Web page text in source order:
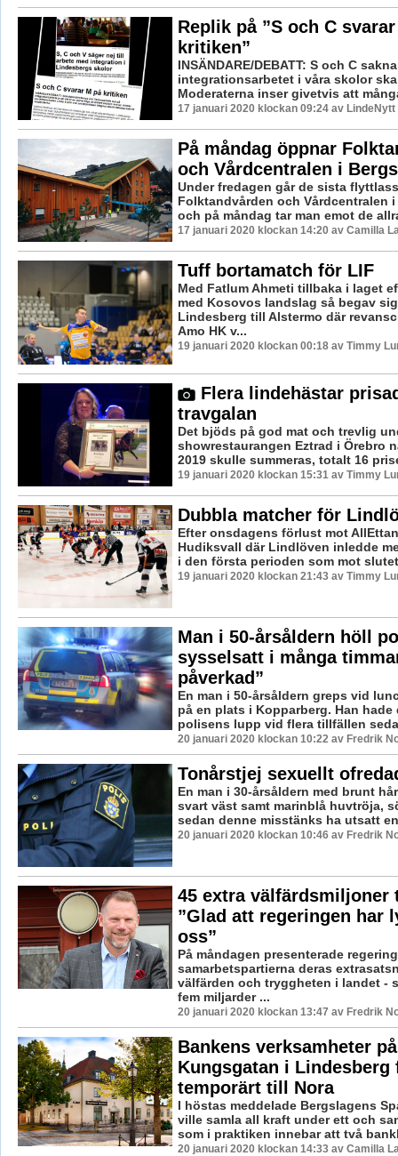
Replik på ”S och C
kritiken”
INSÄNDARE/DEBATT: S och C
integrationsarbetet i våra skolor
Moderaterna inser givetvis att
17 januari 2020 klockan 09:24 av LindeNytt
På måndag öppnar
och Vårdcentralen i
Under fredagen går de sista
Folktandvården och Vårdcentralen
och på måndag tar man emot de
17 januari 2020 klockan 14:20 av Camilla
Tuff bortamatch för LIF
Med Fatlum Ahmeti tillbaka i laget
med Kosovos landslag så begav
Lindesberg till Alstermo där
Amo HK v...
19 januari 2020 klockan 00:18 av Timmy
Flera lindehästar
travgalan
Det bjöds på god mat och trevlig
showrestaurangen Eztrad i Örebro
2019 skulle summeras, totalt 16
19 januari 2020 klockan 15:31 av Timmy
Dubbla matcher för
Efter onsdagens förlust mot
Hudiksvall där Lindlöven inledde
i den första perioden som mot
19 januari 2020 klockan 21:43 av Timmy
Man i 50-årsåldern höll
sysselsatt i många
påverkad”
En man i 50-årsåldern greps vid
på en plats i Kopparberg. Han hade
polisens lupp vid flera tillfällen
20 januari 2020 klockan 10:22 av Fredrik
Tonårstjej sexuellt
En man i 30-årsåldern med brunt
svart väst samt marinblå huvtröja,
sedan denne misstänks ha utsatt
20 januari 2020 klockan 10:46 av Fredrik
45 extra välfärdsmiljoner
”Glad att regeringen har
oss”
På måndagen presenterade
samarbetspartierna deras
välfärden och tryggheten i landet -
fem miljarder ...
20 januari 2020 klockan 13:47 av Fredrik
Bankens verksamheter på
Kungsgatan i Lindesberg
temporärt till Nora
I höstas meddelade Bergslagens
ville samla all kraft under ett och
som i praktiken innebar att två
20 januari 2020 klockan 14:33 av Camilla